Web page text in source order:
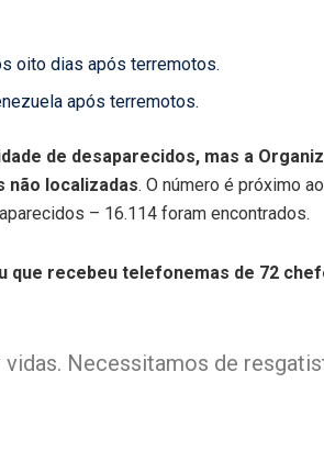
oito dias após terremotos.
após terremotos.
de desaparecidos, mas a
não localizadas. O número é próximo
– 16.114 foram encontrados.
que recebeu telefonemas de 72
Necessitamos de